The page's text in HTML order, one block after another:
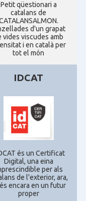
Florida, USA
SEATTLE
(San Jose),
USA
TAMPA
UTAH
Petit qüestionari a
catalans de
d'un grapat
vides viscudes amb
i en català per
tot el món
IDCAT
és un Certificat
Digital, una eina
per als
de l'exterior, ara,
encara en un futur
proper